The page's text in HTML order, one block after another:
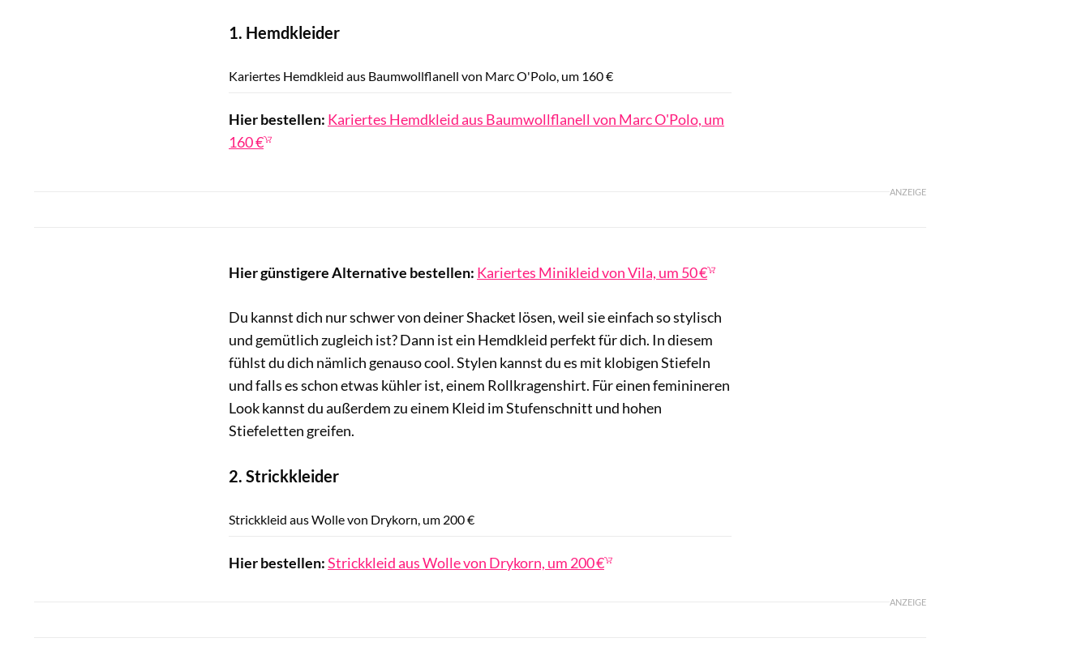
1. Hemdkleider
Kariertes Hemdkleid aus Baumwollflanell von Marc O'Polo, um 160 €
Hier bestellen: Kariertes Hemdkleid aus Baumwollflanell von Marc O'Polo, um
160 €
ANZEIGE
Hier günstigere Alternative bestellen: Kariertes Minikleid von Vila, um 50 €
Du kannst dich nur schwer von deiner Shacket lösen, weil sie einfach so stylisch
und gemütlich zugleich ist? Dann ist ein Hemdkleid perfekt für dich. In diesem
fühlst du dich nämlich genauso cool. Stylen kannst du es mit klobigen Stiefeln
und falls es schon etwas kühler ist, einem Rollkragenshirt. Für einen feminineren
Look kannst du außerdem zu einem Kleid im Stufenschnitt und hohen
Stiefeletten greifen.
2. Strickkleider
Strickkleid aus Wolle von Drykorn, um 200 €
Hier bestellen:Strickkleid aus Wolle von Drykorn, um 200 €
ANZEIGE